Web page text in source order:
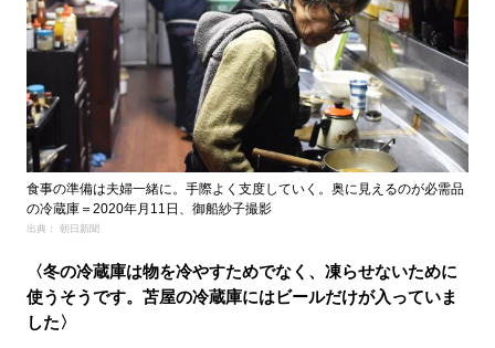
食事の準備は夫婦一緒に。手際よく支度していく。奥に見えるのが必需品
の冷蔵庫＝2020年月11日、御船紗子撮影
出典： 朝日新聞
〈冬の冷蔵庫は物を冷やすためでなく、凍らせないために
使うそうです。苫屋の冷蔵庫にはビールだけが入っていま
した〉